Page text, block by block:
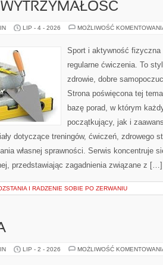
LIP - 4 - 2026 MOŻLIWOŚĆ
Sport i aktywność
regularne ćwiczenia. To
zdrowie, dobre
Strona poświęcona tej
bazę porad, w którym
początkujący, jak i
dotyczące treningów, ćwiczeń, zdrowego
własnej sprawności. Serwis koncentruje
przedstawiając zagadnienia związane z […]
I RADZENIE SOBIE PO ZERWANIU
LIP - 2 - 2026 MOŻLIWOŚĆ